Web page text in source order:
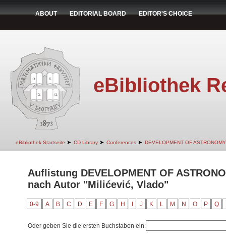
ABOUT EDITORIAL BOARD EDITOR'S CHOICE
eBibliothek
eBibliothek Startseite ➤ CD Library ➤ Conferences ➤ DEVELOPMENT OF
Auflistung DEVELOPMENT OF
nach Autor "Milićević, Vlado"
0-9 A B C D E F G H J K L M N O P Q
Oder geben Sie die ersten Buchstaben ein: